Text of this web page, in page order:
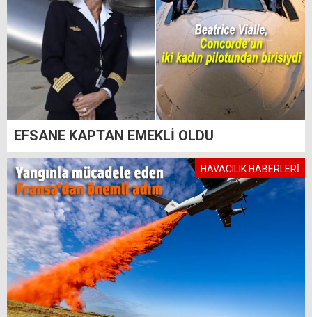
EFSANE KAPTAN EMEKLİ OLDU
HAVACILIK HABERLERİ